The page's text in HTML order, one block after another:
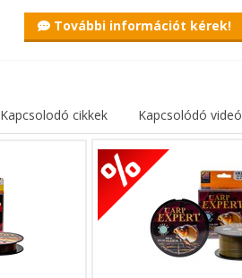
További információt kérek!
Kapcsolodó cikkek Kapcsolódó videó